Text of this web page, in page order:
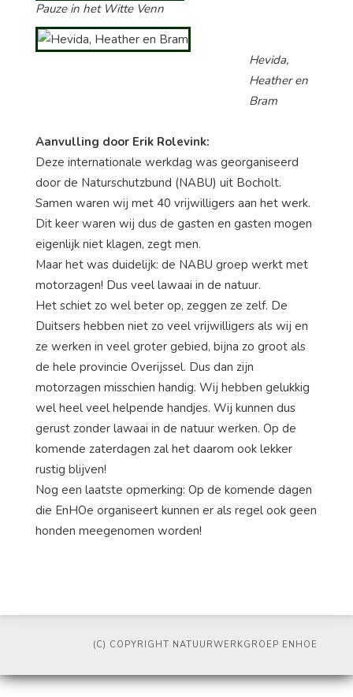
Pauze in het Witte Venn
Hevida,
Heather en
Bram
Aanvulling door Erik Rolevink:
Deze internationale werkdag was georganiseerd
door de Naturschutzbund (NABU) uit Bocholt.
Samen waren wij met 40 vrijwilligers aan het werk.
Dit keer waren wij dus de gasten en gasten mogen
eigenlijk niet klagen, zegt men.
Maar het was duidelijk: de NABU groep werkt met
motorzagen! Dus veel lawaai in de natuur.
Het schiet zo wel beter op, zeggen ze zelf. De
Duitsers hebben niet zo veel vrijwilligers als wij en
ze werken in veel groter gebied, bijna zo groot als
de hele provincie Overijssel. Dus dan zijn
motorzagen misschien handig. Wij hebben gelukkig
wel heel veel helpende handjes. Wij kunnen dus
gerust zonder lawaai in de natuur werken. Op de
komende zaterdagen zal het daarom ook lekker
rustig blijven!
Nog een laatste opmerking: Op de komende dagen
die EnHOe organiseert kunnen er als regel ook geen
honden meegenomen worden!
(C) COPYRIGHT NATUURWERKGROEP ENHOE